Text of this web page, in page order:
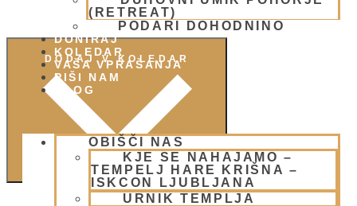
(RETREAT)
PODARI DOHODNINO
DONIRAJ
KOLEDAR
VAŠA VPRAŠANJA
PIŠI NAM
BLOG
OBIŠČI NAS
KJE SE NAHAJAMO –
TEMPELJ HARE KRIŠNA –
ISKCON LJUBLJANA
URNIK TEMPLJA